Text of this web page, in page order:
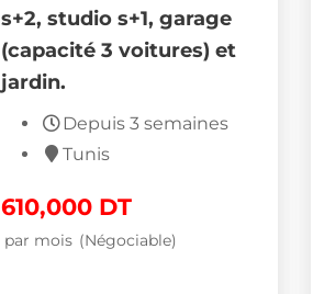
s+2, studio s+1, garage
(capacité 3 voitures) et
jardin.
Depuis 3 semaines
Tunis
610,000 DT
par mois (Négociable)